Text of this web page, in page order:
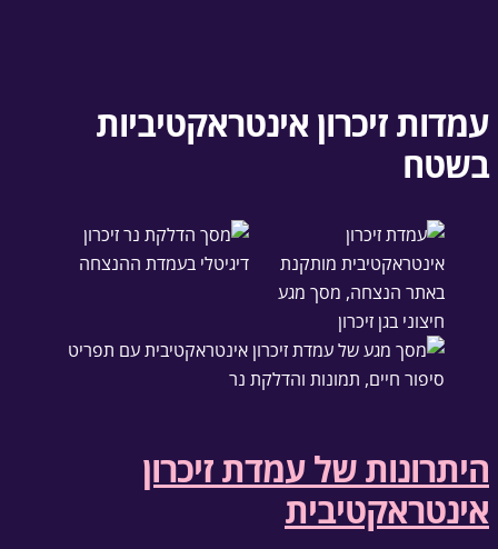
עמדות זיכרון אינטראקטיביות
בשטח
היתרונות של עמדת זיכרון
אינטראקטיבית